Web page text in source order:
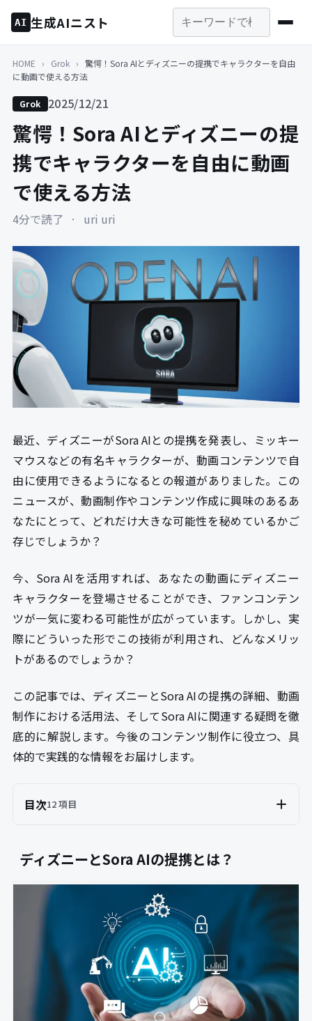
AI 生成AIニスト
HOME › Grok › 驚愕！Sora AIとディズニーの提携でキャラクターを自由
に動画で使える方法
Grok 2025/12/21
驚愕！Sora AIとディズニーの提
携でキャラクターを自由に動画
で使える方法
4分で読了 · uri uri
最近、ディズニーがSora AIとの提携を発表し、ミッキー
マウスなどの有名キャラクターが、動画コンテンツで自
由に使用できるようになるとの報道がありました。この
ニュースが、動画制作やコンテンツ作成に興味のあるあ
なたにとって、どれだけ大きな可能性を秘めているかご
存じでしょうか？
今、Sora AIを活用すれば、あなたの動画にディズニー
キャラクターを登場させることができ、ファンコンテン
ツが一気に変わる可能性が広がっています。しかし、実
際にどういった形でこの技術が利用され、どんなメリッ
トがあるのでしょうか？
この記事では、ディズニーとSora AIの提携の詳細、動画
制作における活用法、そしてSora AIに関連する疑問を徹
底的に解説します。今後のコンテンツ制作に役立つ、具
体的で実践的な情報をお届けします。
目次12 項目
ディズニーとSora AIの提携とは？